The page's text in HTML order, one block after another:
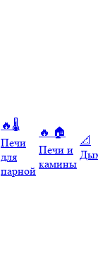
🔥🌡️
Печи
для
парной
🔥 🏠
Печи и
камины
📐